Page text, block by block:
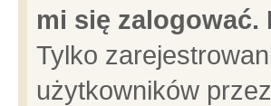
mi się zalogować.
Tylko
użytkowników